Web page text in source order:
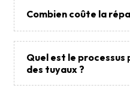
Combien coûte la
Quel est le
des tuyaux ?